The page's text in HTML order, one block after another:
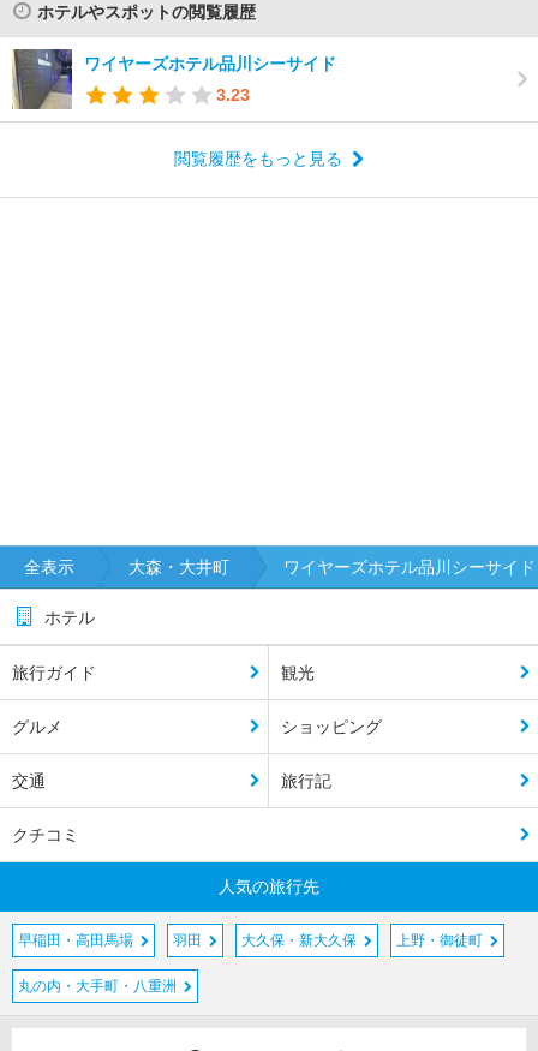
ホテルやスポットの閲覧履歴
ワイヤーズホテル品川シーサイド
3.23
閲覧履歴をもっと見る
全表示 大森・大井町 ワイヤーズホテル品川シーサイド
ホテル
旅行ガイド 観光
グルメ ショッピング
交通 旅行記
クチコミ
人気の旅行先
早稲田・高田馬場 羽田 大久保・新大久保 上野・御徒町
丸の内・大手町・八重洲